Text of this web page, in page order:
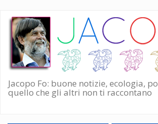
Salta
contenuto
principale
Jacopo Fo: buone notizie, ecologia,
quello che gli altri non ti raccontano